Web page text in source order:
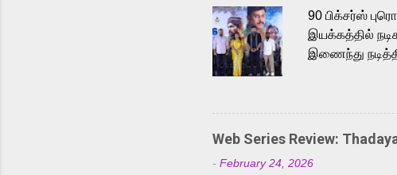
90 பிக்சர்ஸ்
இயக்கத்தில்
இணைந்து
அருள்நிதி,
'பருத்திவீரன்'
செய்திருக்கும்
இளையராஜா
Web Series Review:
- February 24, 2026